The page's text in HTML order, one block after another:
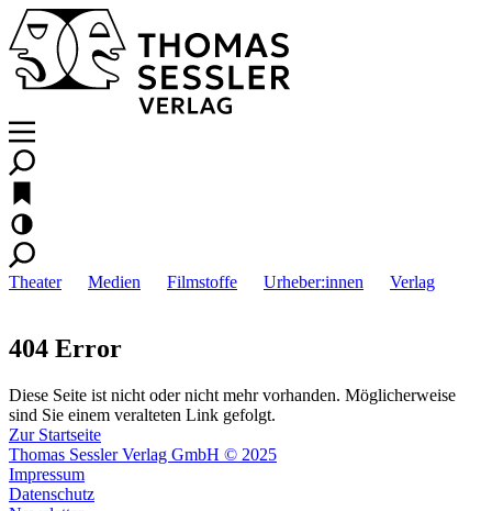
Theater Medien Filmstoffe Urheber:innen Verlag
404 Error
Diese Seite ist nicht oder nicht mehr vorhanden. Möglicherweise
sind Sie einem veralteten Link gefolgt.
Zur Startseite
Thomas Sessler Verlag GmbH © 2025
Impressum
Datenschutz